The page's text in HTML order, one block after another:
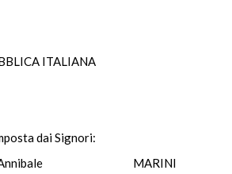
ITALIANA
dai Signori:
MARINI